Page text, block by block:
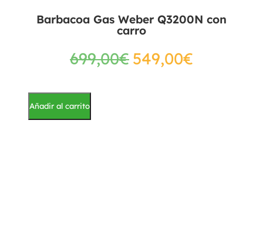
Barbacoa Gas Weber Q3200N con
carro
699,00€ 549,00€
Añadir al carrito